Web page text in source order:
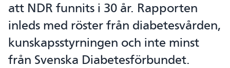
att NDR funnits i 30 år. Rapporten
inleds med röster från diabetesvården,
kunskapsstyrningen och inte minst
från Svenska Diabetesförbundet.